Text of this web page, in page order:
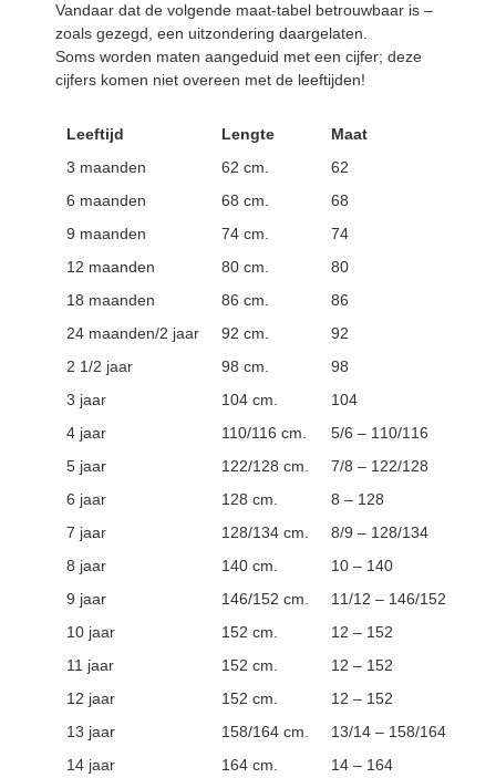
Vandaar dat de volgende maat-tabel betrouwbaar is –
zoals gezegd, een uitzondering daargelaten.
Soms worden maten aangeduid met een cijfer; deze
cijfers komen niet overeen met de leeftijden!
Leeftijd Lengte
Maat
3 maanden
62 cm.
62
6 maanden
68 cm.
68
9 maanden
74 cm.
74
12 maanden
80 cm.
80
18 maanden
86 cm.
86
24 maanden/2 jaar
92 cm.
92
2 1/2 jaar
98 cm.
98
3 jaar
104 cm.
104
4 jaar
110/116 cm.
5/6 – 110/116
5 jaar
122/128 cm.
7/8 – 122/128
6 jaar
128 cm.
8 – 128
7 jaar
128/134 cm.
8/9 – 128/134
8 jaar
140 cm.
10 – 140
9 jaar
146/152 cm.
11/12 – 146/152
10 jaar
152 cm.
12 – 152
11 jaar
152 cm.
12 – 152
12 jaar
152 cm.
12 – 152
13 jaar
158/164 cm.
13/14 – 158/164
14 jaar
164 cm. 14 – 164